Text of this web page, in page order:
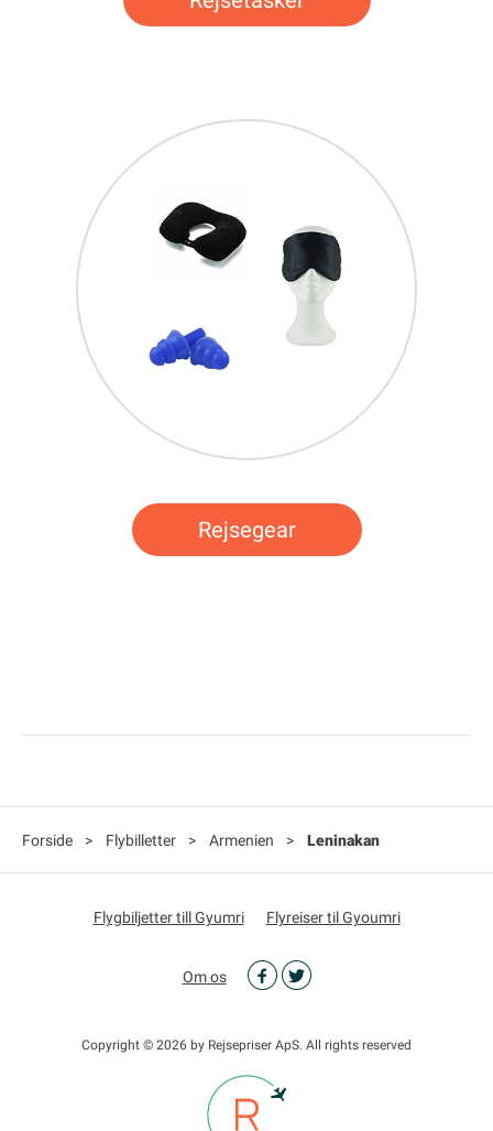
Rejsegear
Forside > Flybilletter > Armenien > Leninakan
Flygbiljetter till Gyumri Flyreiser til Gyoumri
Om os
Copyright © 2026 by Rejsepriser ApS. All rights reserved